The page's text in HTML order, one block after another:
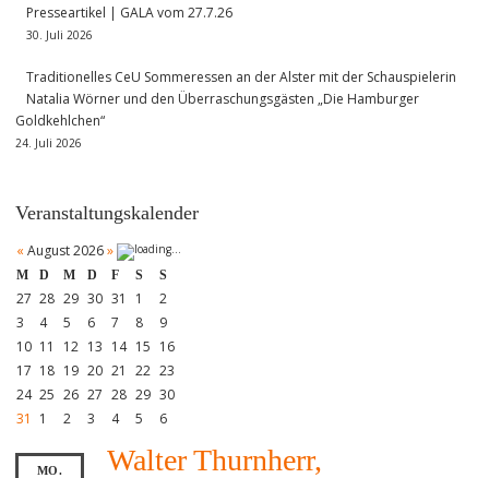
Presseartikel | GALA vom 27.7.26
30. Juli 2026
Traditionelles CeU Sommeressen an der Alster mit der Schauspielerin
Natalia Wörner und den Überraschungsgästen „Die Hamburger
Goldkehlchen“
24. Juli 2026
Veranstaltungskalender
« August 2026»
M D M D F S S
27 28 29 30 31 1
2
3
4 5 6 7 8
9
10 11 12 13 14 15 16
17 18 19 20 21 22 23
24 25 26 27 28 29 30
31
1 2 3 4 5 6
MO.
Walter Thurnherr,